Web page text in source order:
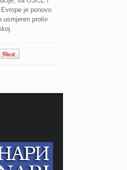
je ponovo
usmjeren protiv